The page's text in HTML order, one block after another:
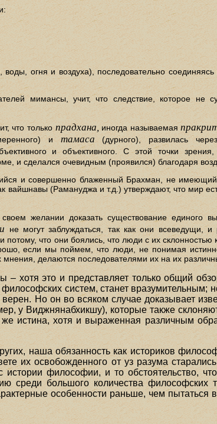
огня и воздуха), последовательно соединяясь
мимансы, учит, что следствие, которое не
что только прадхана, иногда называемая
и тамаса (дурного), развилась
и объективного. С этой точки
и сделался очевидным (проявился) благодаря
и совершенно блаженный Брахман, не имеющий
вайшнавы (Рамануджа и т.д.) утверждают, что мир
желании доказать существование единого
не могут заблуждаться, так как они всеведущи, и
потому, что они боялись, что люди с их
если мы поймем, что люди, не понимая
делаются последователями их на их
– хотя это и представляет только общий
систем, станет вразумительным;
Но он во всяком случае доказывает
у Виджнянабхикшу), которые также
истина, хотя и выраженная различным
наша обязанность как историков
их освобожденного от уз разума
философии, и то обстоятельство,
среди большого количества философских
особенности раньше, чем пытаться